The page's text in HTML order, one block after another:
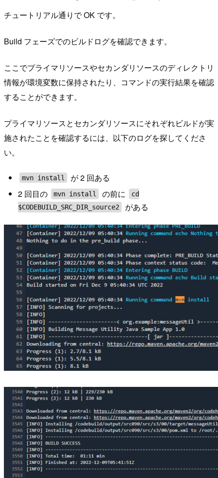
チュートリアル通りで OK です。
Build フェーズでのビルドログを確認できます。
ここでプライマリソースやセカンダリソースのディレクトリ
情報が環境変数に保持されたり、コマンドの実行結果を確認
することができます。
プライマリソースとセカンダリソースにそれぞれビルドが実
施されたことを確認するには、以下のログを探してくださ
い。
mvn install
が 2 回ある
2 回目の
mvn install の前に
cd
$CODEBUILD_SRC_DIR_source2
がある